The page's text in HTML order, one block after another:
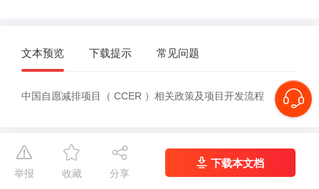
文本预览 下载提示 常见问题
中国自愿减排项目（ CCER ）相关政策及项目开发流程
举报 收藏 分享
下载本文档